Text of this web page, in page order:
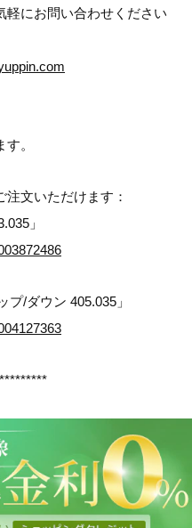
軽にお問い合わせください
。
文いただけます：
」
プ/ダウン 405.035」